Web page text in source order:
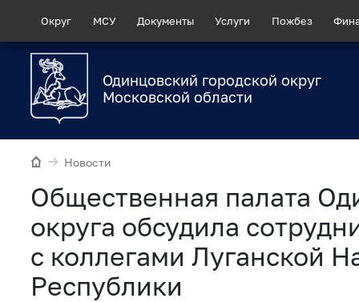
Округ МСУ Документы Услуги Пожбез
Одинцовский городской округ
Московской области
Новости
Общественная палата
округа обсудила
с коллегами Луганской
Республики